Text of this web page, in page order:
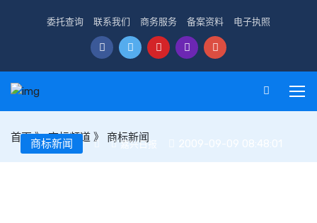
委托查询 联系我们 商务服务 备案资料 电子执照
首页》商标频道 》 商标新闻
商标新闻 嘉兴日报 2009-09-09 08:48:01